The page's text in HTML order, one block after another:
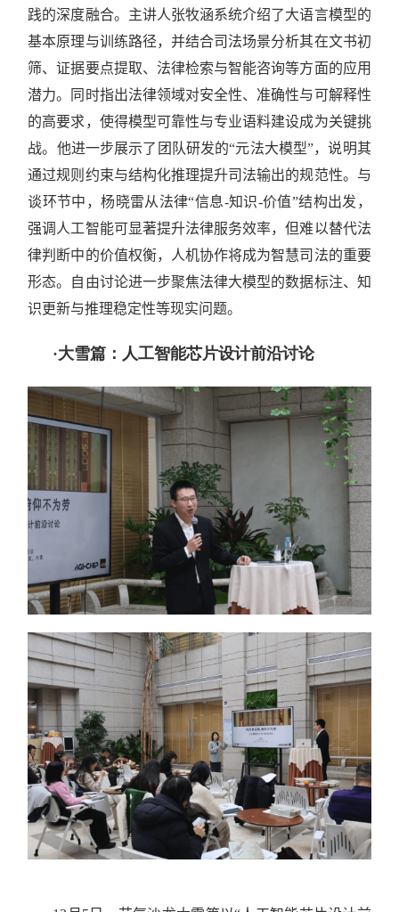
践的深度融合。主讲人张牧涵系统介绍了大语言模型的
基本原理与训练路径，并结合司法场景分析其在文书初
筛、证据要点提取、法律检索与智能咨询等方面的应用
潜力。同时指出法律领域对安全性、准确性与可解释性
的高要求，使得模型可靠性与专业语料建设成为关键挑
战。他进一步展示了团队研发的“元法大模型”，说明其
通过规则约束与结构化推理提升司法输出的规范性。与
谈环节中，杨晓雷从法律“信息-知识-价值”结构出发，
强调人工智能可显著提升法律服务效率，但难以替代法
律判断中的价值权衡，人机协作将成为智慧司法的重要
形态。自由讨论进一步聚焦法律大模型的数据标注、知
识更新与推理稳定性等现实问题。
·大雪篇：人工智能芯片设计前沿讨论